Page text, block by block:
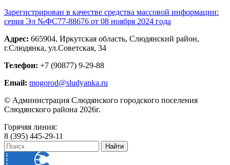
Зарегистрирован в качестве средства массовой информации:
серия Эл №ФС77-88676 от 08 ноября 2024 года
Адрес: 665904, Иркутская область, Слюдянский район,
г.Слюдянка, ул.Советская, 34
Телефон: +7 (90877) 9-29-88
Email: mogorod@sludyanka.ru
© Администрация Слюдянского городского поселения
Слюдянского района 2026г.
Горячяя линия:
8 (395) 445-29-11